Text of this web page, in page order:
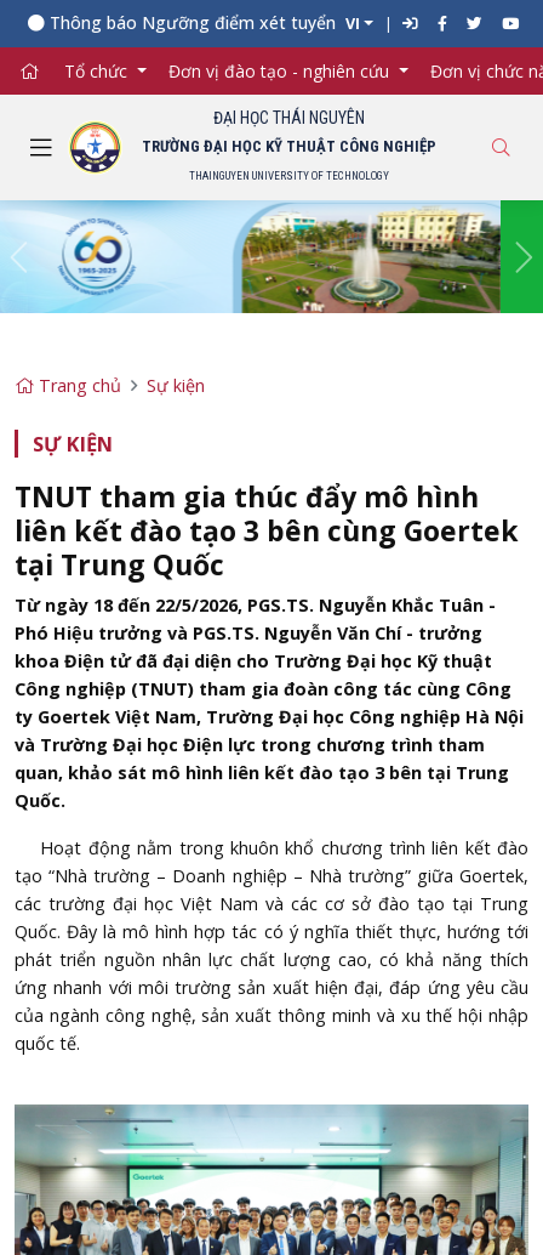
Thông báo Ngưỡng điểm xét tuyển đối với từng ngành đào tạo
VI
Tổ chức Đơn vị đào tạo - nghiên cứu Đơn vị chức
ĐẠI HỌC THÁI NGUYÊN
TRƯỜNG ĐẠI HỌC KỸ THUẬT CÔNG NGHIỆP
THAINGUYEN UNIVERSITY OF TECHNOLOGY
Previous
Trang chủ Sự kiện
SỰ KIỆN
TNUT tham gia thúc đẩy mô hình
liên kết đào tạo 3 bên cùng Goertek
tại Trung Quốc
Từ ngày 18 đến 22/5/2026, PGS.TS. Nguyễn Khắc Tuân -
Phó Hiệu trưởng và PGS.TS. Nguyễn Văn Chí - trưởng
khoa Điện tử đã đại diện cho Trường Đại học Kỹ thuật
Công nghiệp (TNUT) tham gia đoàn công tác cùng Công
ty Goertek Việt Nam, Trường Đại học Công nghiệp Hà Nội
và Trường Đại học Điện lực trong chương trình tham
quan, khảo sát mô hình liên kết đào tạo 3 bên tại Trung
Quốc.
Hoạt động nằm trong khuôn khổ chương trình liên kết đào
tạo “Nhà trường – Doanh nghiệp – Nhà trường” giữa Goertek,
các trường đại học Việt Nam và các cơ sở đào tạo tại Trung
Quốc. Đây là mô hình hợp tác có ý nghĩa thiết thực, hướng tới
phát triển nguồn nhân lực chất lượng cao, có khả năng thích
ứng nhanh với môi trường sản xuất hiện đại, đáp ứng yêu cầu
của ngành công nghệ, sản xuất thông minh và xu thế hội nhập
quốc tế.